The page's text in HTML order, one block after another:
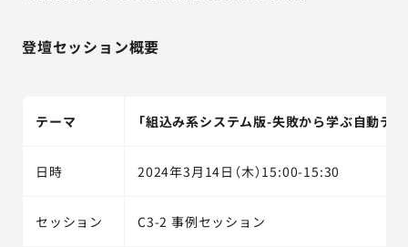
会社情報
サービス詳細資料 見積・お問い合わせ
サービスお問い合わせ専用番号
（平日9:30〜18:00）
登壇セッション概要
テーマ 「組込み系システム版-失敗から学ぶ自動テ
日時 2024年3月14日（木）15:00-15:30
セッション C3-2 事例セッション